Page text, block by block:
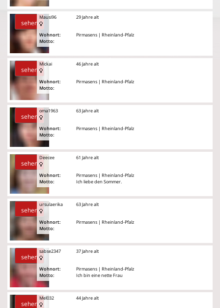
sehen
Mausi96
Wohnort:
Motto:
29 Jahre alt
Pirmasens | Rheinland-Pfalz
sehen
Mickai
Wohnort:
Motto:
46 Jahre alt
Pirmasens | Rheinland-Pfalz
sehen
oma1963
Wohnort:
Motto:
63 Jahre alt
Pirmasens | Rheinland-Pfalz
sehen
Deecee
Wohnort:
Motto:
61 Jahre alt
Pirmasens | Rheinland-Pfalz
Ich liebe den Sommer.
sehen
ursulaerika
Wohnort:
Motto:
63 Jahre alt
Pirmasens | Rheinland-Pfalz
sehen
sabse2347
Wohnort:
Motto:
37 Jahre alt
Pirmasens | Rheinland-Pfalz
Ich bin eine nette Frau
sehen
Mel032 44 Jahre alt